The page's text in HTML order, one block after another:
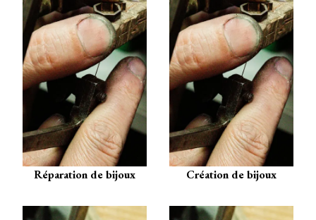
Réparation de bijoux Création de bijoux